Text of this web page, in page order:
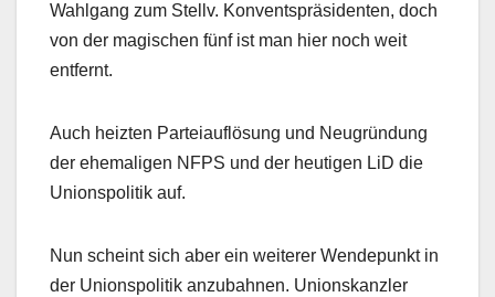
Wahlgang zum Stellv. Konventspräsidenten, doch
von der magischen fünf ist man hier noch weit
entfernt.
Auch heizten Parteiauflösung und Neugründung
der ehemaligen NFPS und der heutigen LiD die
Unionspolitik auf.
Nun scheint sich aber ein weiterer Wendepunkt in
der Unionspolitik anzubahnen. Unionskanzler